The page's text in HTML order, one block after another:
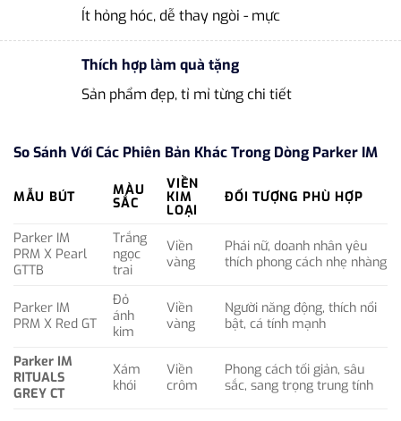
Ít hỏng hóc, dễ thay ngòi - mực
Thích hợp làm quà tặng
Sản phẩm đẹp, tỉ mỉ từng chi tiết
So Sánh Với Các Phiên Bản Khác Trong Dòng Parker IM
MẪU BÚT MÀU
SẮC
VIỀN
KIM
LOẠI
ĐỐI TƯỢNG PHÙ HỢP
Parker IM
PRM X Pearl
GTTB
Trắng
ngọc
trai
Viền
vàng
Phái nữ, doanh nhân yêu
thích phong cách nhẹ nhàng
Parker IM
PRM X Red GT
Đỏ
ánh
kim
Viền
vàng
Người năng động, thích nổi
bật, cá tính mạnh
Parker IM
RITUALS
GREY CT
Xám
khói
Viền
crôm
Phong cách tối giản, sâu
sắc, sang trọng trung tính